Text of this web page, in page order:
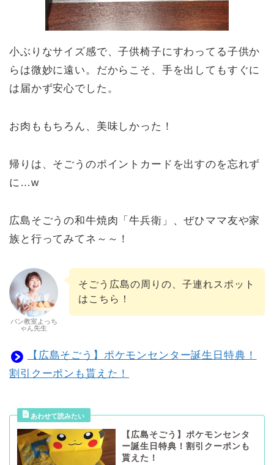
小ぶりなサイズ感で、子供椅子にすわってる子供か
らは微妙に遠い。だからこそ、手を出してもすぐに
は届かず安心でした。
お肉ももちろん、美味しかった！
帰りは、そごうのポイントカードを出すのを忘れず
に…w
広島そごうの和牛焼肉「牛兵衛」、ぜひママ友や家
族と行ってみてネ～～！
パン教室よっち
ゃん先生
そごう広島の周りの、子連れスポット
はこちら！
【広島そごう】ポケモンセンター誕生日特典！
割引クーポンも貰えた！
【広島そごう】ポケモンセンタ
ー誕生日特典！割引クーポンも
貰えた！